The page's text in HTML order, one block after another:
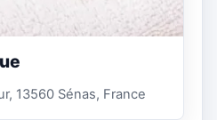
13560 Sénas, France